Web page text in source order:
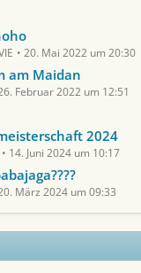
20. Mai 2022 um 20:30
am Maidan
Februar 2022 um 12:51
2024
14. Juni 2024 um 10:17
März 2024 um 09:33